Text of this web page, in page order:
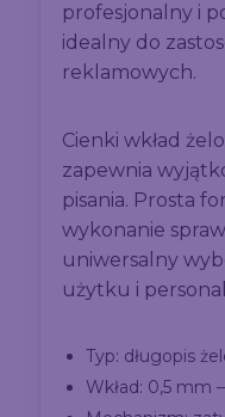
profesjonalny i
idealny do
reklamowych.
Cienki wkład
zapewnia
pisania. Prosta
wykonanie
uniwersalny
użytku i
Typ: długopis
Wkład: 0,5 mm